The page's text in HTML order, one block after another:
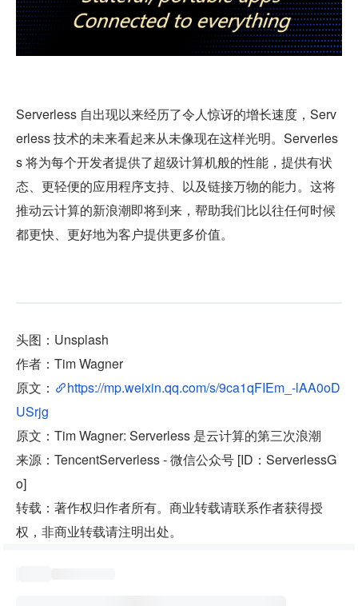
Serverless 自出现以来经历了令人惊讶的增长速度，Serv
erless 技术的未来看起来从未像现在这样光明。Serverles
s 将为每个开发者提供了超级计算机般的性能，提供有状
态、更轻便的应用程序支持、以及链接万物的能力。这将
推动云计算的新浪潮即将到来，帮助我们比以往任何时候
都更快、更好地为客户提供更多价值。
头图：Unsplash
作者：Tim Wagner
原文：
https://mp.weixin.qq.com/s/9ca1qFIEm_-lAA0oD
USrjg
原文：Tim Wagner: Serverless 是云计算的第三次浪潮
来源：TencentServerless - 微信公众号 [ID：ServerlessG
o]
转载：著作权归作者所有。商业转载请联系作者获得授
权，非商业转载请注明出处。